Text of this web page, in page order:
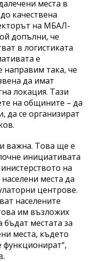
места в
качествена
на МБАЛ-
допълни, че
в логистиката
е
направим така, че
да имат
локация. Тази
на общините – да
да се организират
важна. Това ще е
инициативата
на
места да
центрове.
населените
им възложих
бъдат местата за
места, където